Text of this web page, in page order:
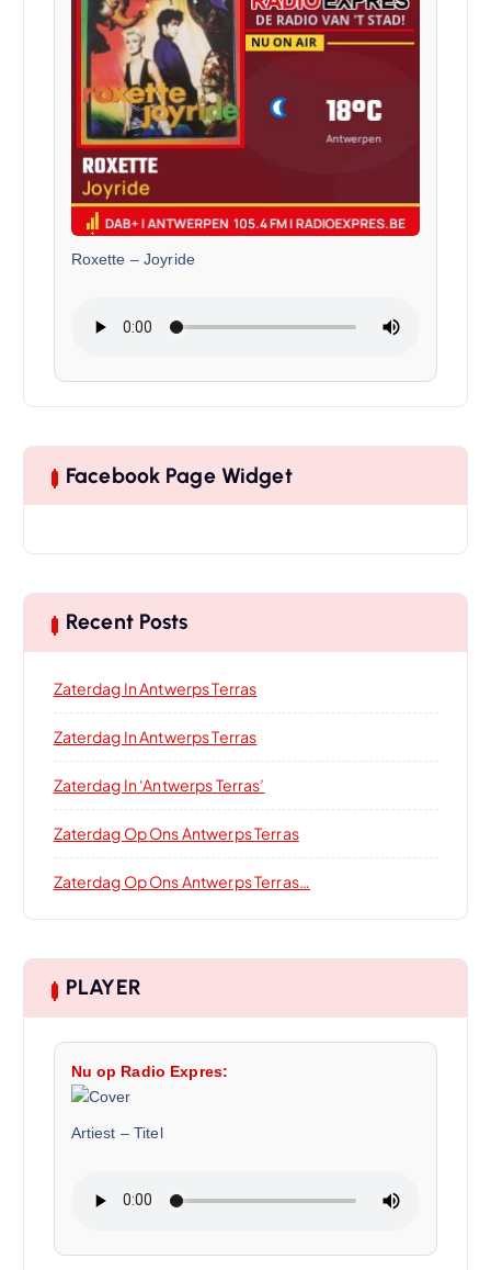
Roxette – Joyride
Facebook Page Widget
Recent Posts
Zaterdag In Antwerps Terras
Zaterdag In Antwerps Terras
Zaterdag In ‘Antwerps Terras’
Zaterdag Op Ons Antwerps Terras
Zaterdag Op Ons Antwerps Terras…
PLAYER
Nu op Radio Expres:
Artiest – Titel